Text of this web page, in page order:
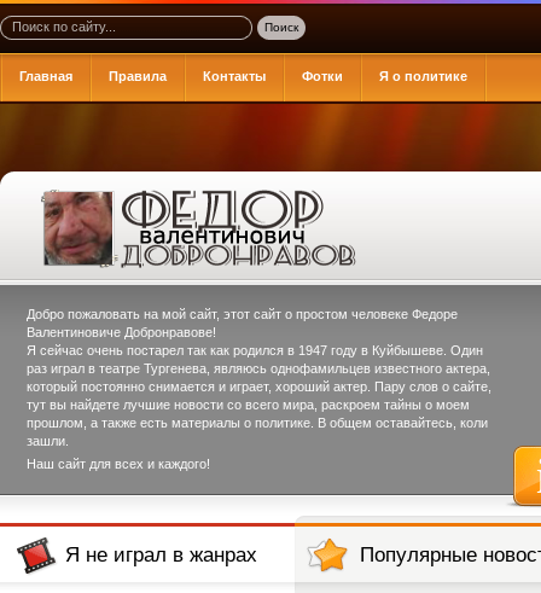
Главная Правила Контакты Фотки Я о политике
Добро пожаловать на мой сайт, этот сайт о простом человеке Федоре
Валентиновиче Добронравове!
Я сейчас очень постарел так как родился в 1947 году в Куйбышеве. Один
раз играл в театре Тургенева, являюсь однофамильцев известного актера,
который постоянно снимается и играет, хороший актер. Пару слов о сайте,
тут вы найдете лучшие новости со всего мира, раскроем тайны о моем
прошлом, а также есть материалы о политике. В общем оставайтесь, коли
зашли.
Наш сайт для всех и каждого!
Я не играл в жанрах Популярные